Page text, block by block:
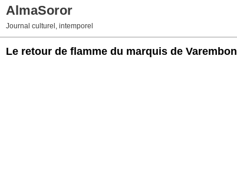
AlmaSoror
Journal culturel, intemporel
Le retour de flamme du marquis de Varembon